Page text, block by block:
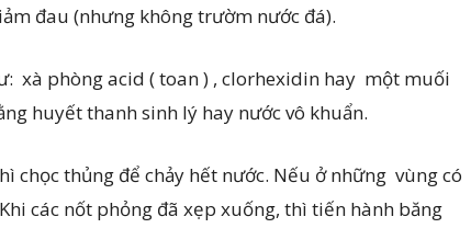
đau (nhưng không trườm nước đá).
xà phòng acid ( toan ) , clorhexidin hay một muối
huyết thanh sinh lý hay nước vô khuẩn.
chọc thủng để chảy hết nước. Nếu ở những vùng có
các nốt phỏng đã xẹp xuống, thì tiến hành băng